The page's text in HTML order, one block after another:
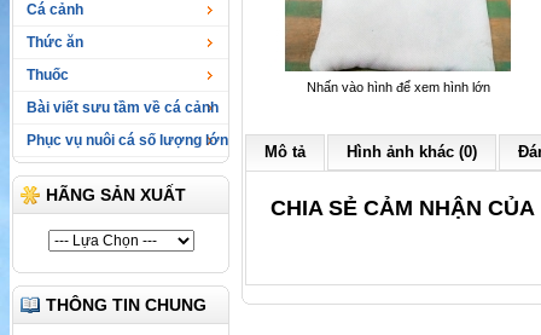
Cá cảnh
Thức ăn
Thuốc
Bài viết sưu tầm về cá cảnh
Phục vụ nuôi cá số lượng lớn
HÃNG SẢN XUẤT
THÔNG TIN CHUNG
Nhấn vào hình để xem hình lớn
Mô tả Hình ảnh khác (0)
CHIA SẺ CẢM NHẬN